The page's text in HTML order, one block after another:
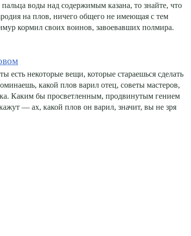
воды над содержимым казана, то знайте, что
на плов, ничего общего не имеющая с тем
кормил своих воинов, завоевавших полмира.
есть некоторые вещи, которые стараешься сделать
какой плов варил отец, советы мастеров,
Каким бы просветленным, продвинутым гением
— ах, какой плов он варил, значит, вы не зря